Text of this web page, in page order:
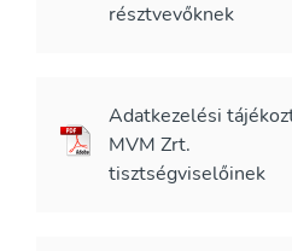
résztvevőknek
Adatkezelési
MVM Zrt.
tisztségviselőinek